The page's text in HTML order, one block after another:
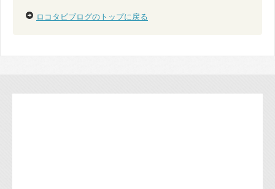
ロコタビブログのトップに戻る